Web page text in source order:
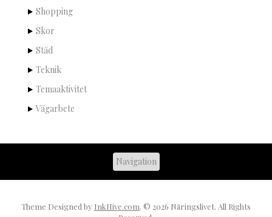
Shopping
Skor
Städ
Teknik
Temaaktivitet
Vägarbete
Theme Designed by InkHive.com. © 2026 Näringslivet. All Rights